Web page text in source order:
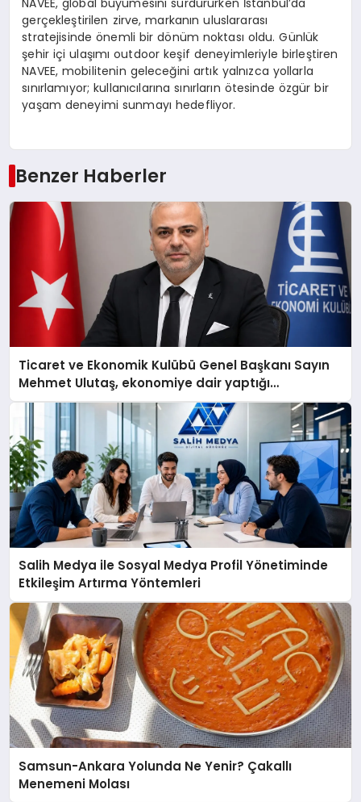
NAVEE, global büyümesini sürdürürken İstanbul’da
gerçekleştirilen zirve, markanın uluslararası
stratejisinde önemli bir dönüm noktası oldu. Günlük
şehir içi ulaşımı outdoor keşif deneyimleriyle birleştiren
NAVEE, mobilitenin geleceğini artık yalnızca yollarla
sınırlamıyor; kullanıcılarına sınırların ötesinde özgür bir
yaşam deneyimi sunmayı hedefliyor.
Benzer Haberler
Ticaret ve Ekonomik Kulübü Genel Başkanı Sayın
Mehmet Ulutaş, ekonomiye dair yaptığı
açıklamada şunları kaydetti:
Salih Medya ile Sosyal Medya Profil Yönetiminde
Etkileşim Artırma Yöntemleri
Samsun-Ankara Yolunda Ne Yenir? Çakallı
Menemeni Molası